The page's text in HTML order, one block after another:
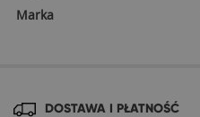
Marka
DOSTAWA I PŁATNOŚĆ